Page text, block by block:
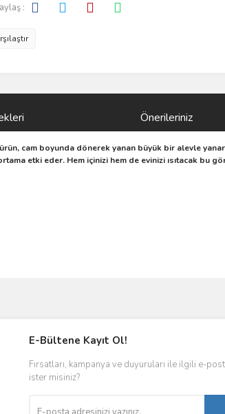
:
Önerileriniz
cam boyunda dönerek yanan büyük bir alevle
etki eder. Hem içinizi hem de evinizi ısıtacak bu
E-Bültene Kayıt Ol!
Fırsatları, kampanya ve duyuruları ile ilgili e-
ister misiniz?